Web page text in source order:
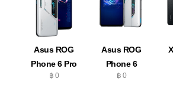
Asus ROG
Phone 6 Pro
฿ 0
Asus ROG
Phone 6
฿ 0